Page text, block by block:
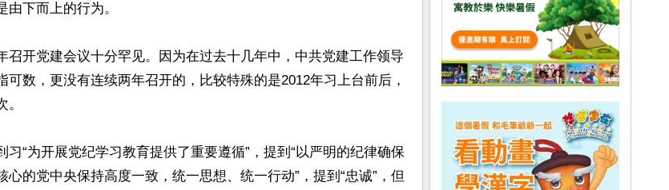
下而上的行为。
召开党建会议十分罕见。因为在过去十几年中，中共党建工作领导
可数，更没有连续两年召开的，比较特殊的是2012年习上台前后，
习“为开展党纪学习教育提供了重要遵循”，提到“以严明的纪律确保
心的党中央保持高度一致，统一思想、统一行动”，提到“忠诚”，但